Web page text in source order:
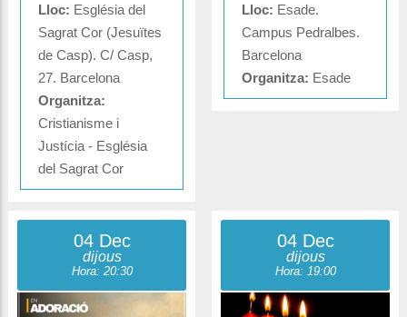
Lloc: Església del
Sagrat Cor (Jesuïtes
de Casp). C/ Casp,
27. Barcelona
Organitza:
Cristianisme i
Justícia - Església
del Sagrat Cor
Lloc: Esade.
Campus Pedralbes.
Barcelona
Organitza: Esade
04 Dec
dijous
Hora: 20:30
04 Dec
dijous
Hora: 19:00